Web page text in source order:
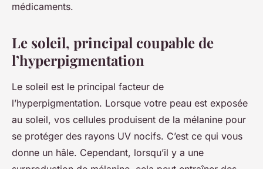
médicaments.
Le soleil, principal coupable de
l’hyperpigmentation
Le soleil est le principal facteur de
l’hyperpigmentation. Lorsque votre peau est exposée
au soleil, vos cellules produisent de la mélanine pour
se protéger des rayons UV nocifs. C’est ce qui vous
donne un hâle. Cependant, lorsqu’il y a une